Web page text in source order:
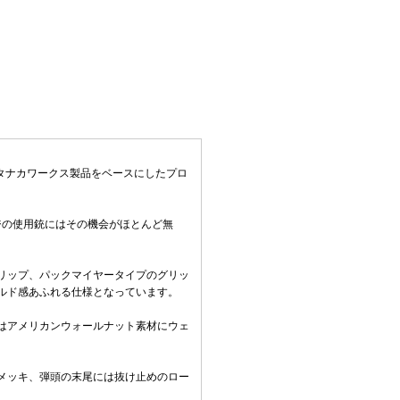
カワークス製品をベースにしたプロ
使用銃にはその機会がほとんど無
プ、パックマイヤータイプのグリッ
感あふれる仕様となっています。
アメリカンウォールナット素材にウェ
ッキ、弾頭の末尾には抜け止めのロー